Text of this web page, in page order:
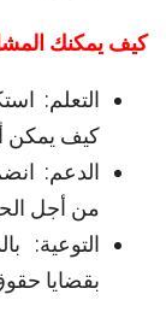
كيف يمكنك
التعلم:
كيف يمكن
الدعم:
من أجل
التوعية:
بقضايا